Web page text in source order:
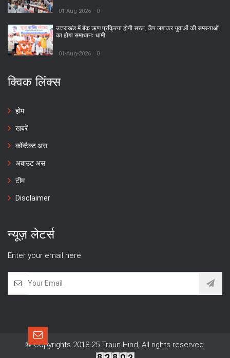
01-Aug-2026 0
उत्तराखंड में बैंक ऋण प्रक्रिया होगी सरल, कैंप लगाकर युवाओं की समस्याओं
का होगा समाधानः धामी
01-Aug-2026 0
क्विक लिंक्स
होम
खबरें
कॉन्टैक्ट अस
अबाउट अस
टीम
Disclaimer
न्यूज़ लेटर्स
Enter your email here
© Copyrights 2018-25 Traun Hind, All rights reserved.